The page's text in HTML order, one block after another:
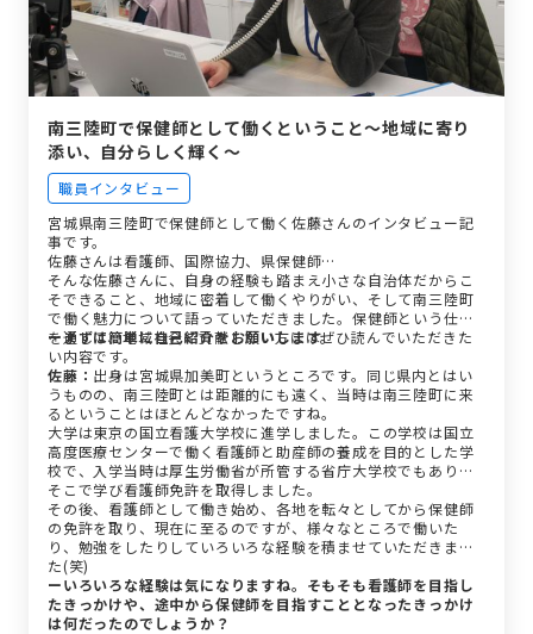
南三陸町で保健師として働くということ～地域に寄り
添い、自分らしく輝く～
職員インタビュー
宮城県南三陸町で保健師として働く佐藤さんのインタビュー記
事です。
佐藤さんは看護師、国際協力、県保健師…
そんな佐藤さんに、自身の経験も踏まえ小さな自治体だからこ
そできること、地域に密着して働くやりがい、そして南三陸町
で働く魅力について語っていただきました。保健師という仕事
を通して、地域社会に貢献したい方にはぜひ読んでいただきた
い内容です。
ーまずは簡単に自己紹介をお願いします。
佐藤： 出身は宮城県加美町というところです。同じ県内とはい
うものの、南三陸町とは距離的にも遠く、当時は南三陸町に来
るということはほとんどなかったですね。
大学は東京の国立看護大学校に進学しました。この学校は国立
高度医療センターで働く看護師と助産師の養成を目的とした学
校で、入学当時は厚生労働省が所管する省庁大学校でもあり、
そこで学び看護師免許を取得しました。
その後、看護師として働き始め、各地を転々としてから保健師
の免許を取り、現在に至るのですが、様々なところで働いた
り、勉強をしたりしていろいろな経験を積ませていただきまし
た(笑)
ーいろいろな経験は気になりますね。そもそも看護師を目指し
たきっかけや、途中から保健師を目指すこととなったきっかけ
は何だったのでしょうか？